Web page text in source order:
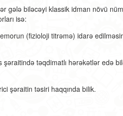
gələ biləcəyi klassik idman növü
isə:
(fizioloji titrəmə) idarə
şəraitində təqdimatlı hərəkətlər edə
şəraitin təsiri haqqında bilik.